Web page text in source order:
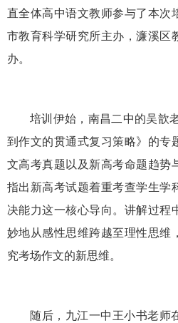
直全体高中语文教师参与了本次
市教育科学研究所主办，濂溪区
办。
培训伊始，南昌二中的吴歆
到作文的贯通式复习策略》的专
文高考真题以及新高考命题趋势
指出新高考试题着重考查学生学
决能力这一核心导向。讲解过程
妙地从感性思维跨越至理性思维
究考场作文的新思维。
随后，九江一中王小书老师